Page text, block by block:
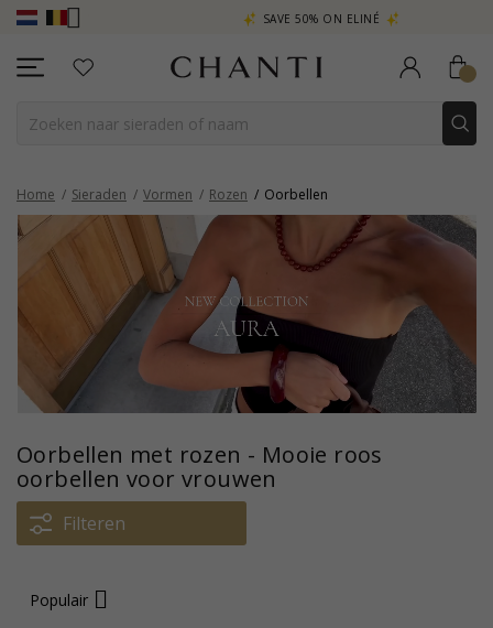
SAVE 50% ON ELINÉ
Home Sieraden Vormen Rozen Oorbellen
Oorbellen met rozen - Mooie roos
oorbellen voor vrouwen
Filteren
Populair